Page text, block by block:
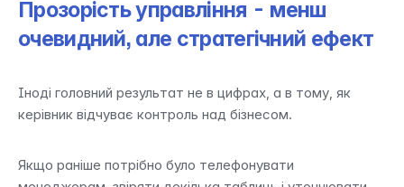
Прозорість управління - менш
очевидний, але стратегічний ефект
Іноді головний результат не в цифрах, а в тому, як
керівник відчуває контроль над бізнесом.
Якщо раніше потрібно було телефонувати